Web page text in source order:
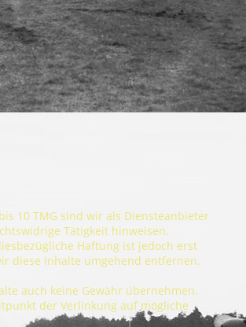
10 TMG sind wir als Diensteanbieter
Tätigkeit hinweisen.
Haftung ist jedoch erst
diese Inhalte umgehend entfernen.
auch keine Gewähr übernehmen.
der Verlinkung auf mögliche